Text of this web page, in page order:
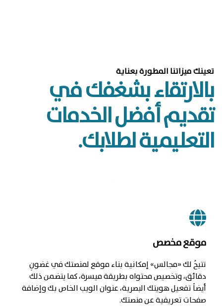
تعينك ميزاتنا المطورة بعناية
بالارتقاء بشغفك في
تقديم أفضل الخدمات
التعليمية لطلابك.
موقع مخصص
تتيحُ لك «مجالس» إمكانية بناء موقع لمنصتك في غضونِ
دقائق، وتخصيص محتواه بطريقة ميسرة، كما يتضمن ذلك
أيضاً تفعيل هويتك البصرية، عنوان الويب الخاص بك وإضافة
صفحات تعريفية عن منصتك.